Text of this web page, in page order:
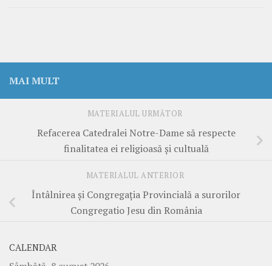
MAI MULT
MATERIALUL URMĂTOR
Refacerea Catedralei Notre-Dame să respecte
finalitatea ei religioasă și cultuală
MATERIALUL ANTERIOR
Întâlnirea și Congregația Provincială a surorilor
Congregatio Jesu din România
CALENDAR